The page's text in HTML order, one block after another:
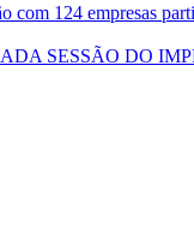
com 124 empresas
SESSÃO DO